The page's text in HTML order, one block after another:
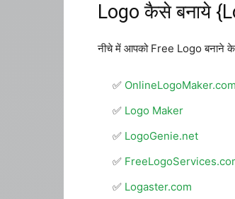
Logo कैसे बनाये
नीचे में आपको Free Logo बनाने के
OnlineLogoMaker.com
Logo Maker
LogoGenie.net
Logaster.com